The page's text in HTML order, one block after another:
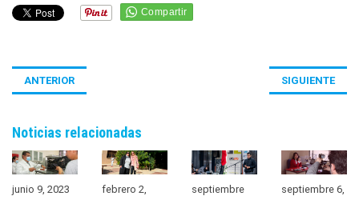
ANTERIOR SIGUIENTE
Noticias relacionadas
junio 9, 2023
febrero 2,
septiembre
septiembre 6,